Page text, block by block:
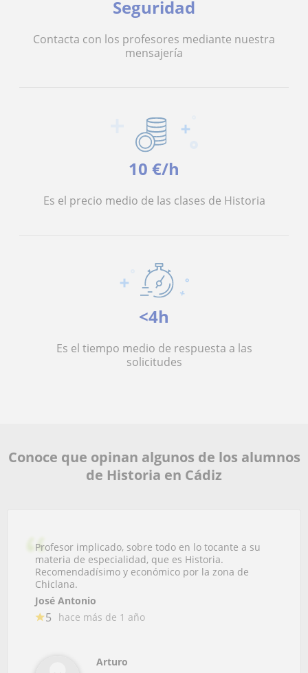
Seguridad
Contacta con los profesores mediante nuestra
mensajería
10 €/h
Es el precio medio de las clases de Historia
<4h
Es el tiempo medio de respuesta a las
solicitudes
Conoce que opinan algunos de los alumnos
de Historia en Cádiz
Profesor implicado, sobre todo en lo tocante a su
materia de especialidad, que es Historia.
Recomendadísimo y económico por la zona de
Chiclana.
José Antonio
5 hace más de 1 año
Arturo